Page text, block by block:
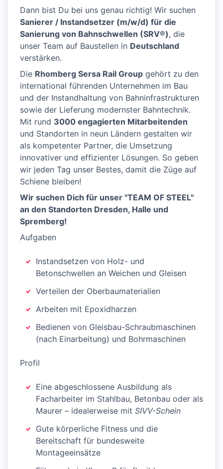
Dann bist Du bei uns genau richtig! Wir suchen
Sanierer / Instandsetzer (m/w/d) für die
Sanierung von Bahnschwellen (SRV®), die
unser Team auf Baustellen in Deutschland
verstärken.
Die Rhomberg Sersa Rail Group gehört zu den
international führenden Unternehmen im Bau
und der Instandhaltung von Bahninfrastrukturen
sowie der Lieferung modernster Bahntechnik.
Mit rund 3000 engagierten Mitarbeitenden
und Standorten in neun Ländern gestalten wir
als kompetenter Partner, die Umsetzung
innovativer und effizienter Lösungen. So geben
wir jeden Tag unser Bestes, damit die Züge auf
Schiene bleiben!
Wir suchen Dich für unser "TEAM OF STEEL"
an den Standorten Dresden, Halle und
Spremberg!
Aufgaben
Instandsetzen von Holz- und
Betonschwellen an Weichen und Gleisen
Verteilen der Oberbaumaterialien
Arbeiten mit Epoxidharzen
Bedienen von Gleisbau-Schraubmaschinen
(nach Einarbeitung) und Bohrmaschinen
Profil
Eine abgeschlossene Ausbildung als
Facharbeiter im Stahlbau, Betonbau oder als
Maurer – idealerweise mit SIVV-Schein
Gute körperliche Fitness und die
Bereitschaft für bundesweite
Montageeinsätze